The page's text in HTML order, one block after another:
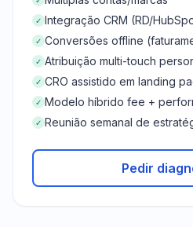
✓ Integração CRM (RD/
✓ Conversões offline
✓ Atribuição multi-touch
✓ CRO assistido em landing
✓ Modelo híbrido fee +
✓ Reunião semanal de
Pedir